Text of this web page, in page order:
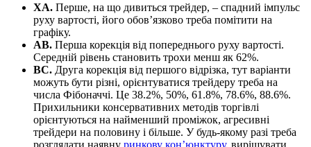
XA. Перше, на що дивиться трейдер, – спадний імпульс
руху вартості, його обов’язково треба помітити на
графіку.
AB. Перша корекція від попереднього руху вартості.
Середній рівень становить трохи менш як 62%.
BC. Друга корекція від першого відрізка, тут варіанти
можуть бути різні, орієнтуватися трейдеру треба на
числа Фібоначчі. Це 38.2%, 50%, 61.8%, 78.6%, 88.6%.
Прихильники консервативних методів торгівлі
орієнтуються на найменший проміжок, агресивні
трейдери на половину і більше. У будь-якому разі треба
розглядати наявну ринкову кон’юнктуру, вирішувати